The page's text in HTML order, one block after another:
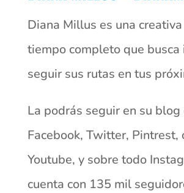
Diana Millus es una
tiempo completo que
seguir sus rutas en tus
La podrás seguir en su blog
Facebook, Twitter, Pintrest,
Youtube, y sobre todo
cuenta con 135 mil